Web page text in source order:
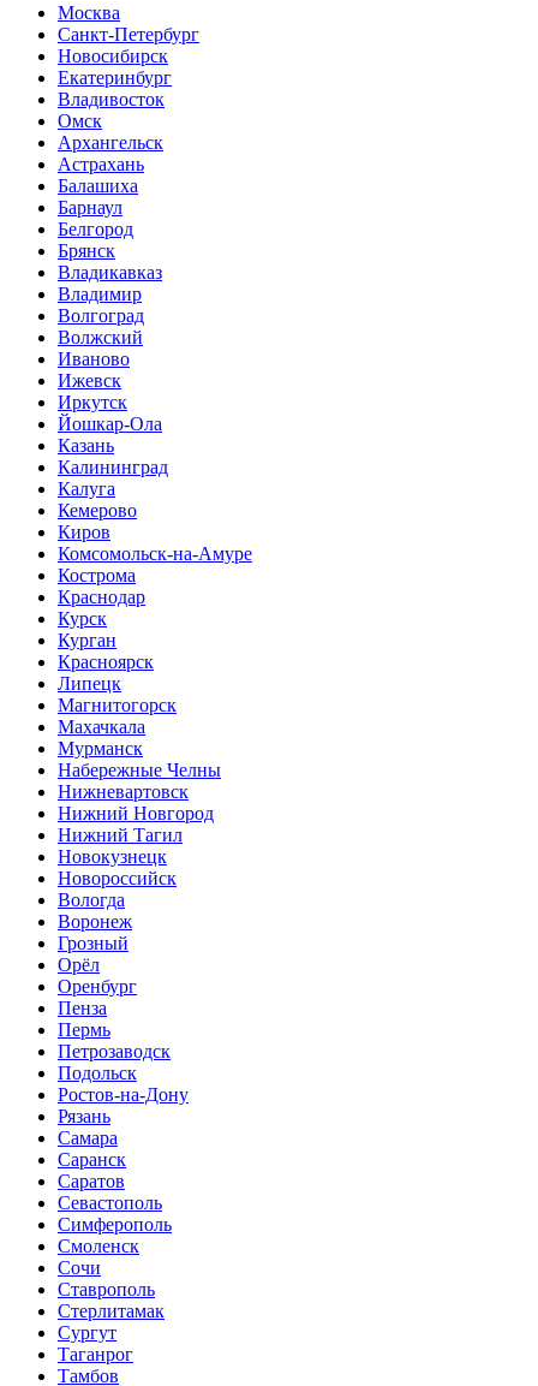
Москва
Санкт-Петербург
Новосибирск
Екатеринбург
Владивосток
Омск
Архангельск
Астрахань
Балашиха
Барнаул
Белгород
Брянск
Владикавказ
Владимир
Волгоград
Волжский
Иваново
Ижевск
Иркутск
Йошкар-Ола
Казань
Калининград
Калуга
Кемерово
Киров
Комсомольск-на-Амуре
Кострома
Краснодар
Курск
Курган
Красноярск
Липецк
Магнитогорск
Махачкала
Мурманск
Набережные Челны
Нижневартовск
Нижний Новгород
Нижний Тагил
Новокузнецк
Новороссийск
Вологда
Воронеж
Грозный
Орёл
Оренбург
Пенза
Пермь
Петрозаводск
Подольск
Ростов-на-Дону
Рязань
Самара
Саранск
Саратов
Севастополь
Симферополь
Смоленск
Сочи
Ставрополь
Стерлитамак
Сургут
Таганрог
Тамбов